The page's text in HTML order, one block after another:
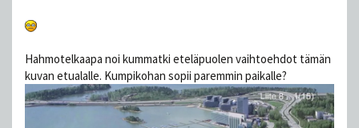
Hahmotelkaapa noi kummatki eteläpuolen vaihtoehdot tämän
kuvan etualalle. Kumpikohan sopii paremmin paikalle?